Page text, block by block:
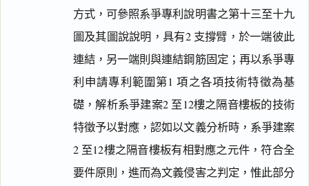
方式，可參照系爭專利說明書之第十三至十九
圖及其圖說說明，具有2 支撐臂，於一端彼此
連結，另一端則與連結鋼筋固定；再以系爭專
利申請專利範圍第1 項之各項技術特徵為基
礎，解析系爭建案2 至12樓之隔音樓板的技術
特徵予以對應，認如以文義分析時，系爭建案
2 至12樓之隔音樓板有相對應之元件，符合全
要件原則，進而為文義侵害之判定，惟此部分